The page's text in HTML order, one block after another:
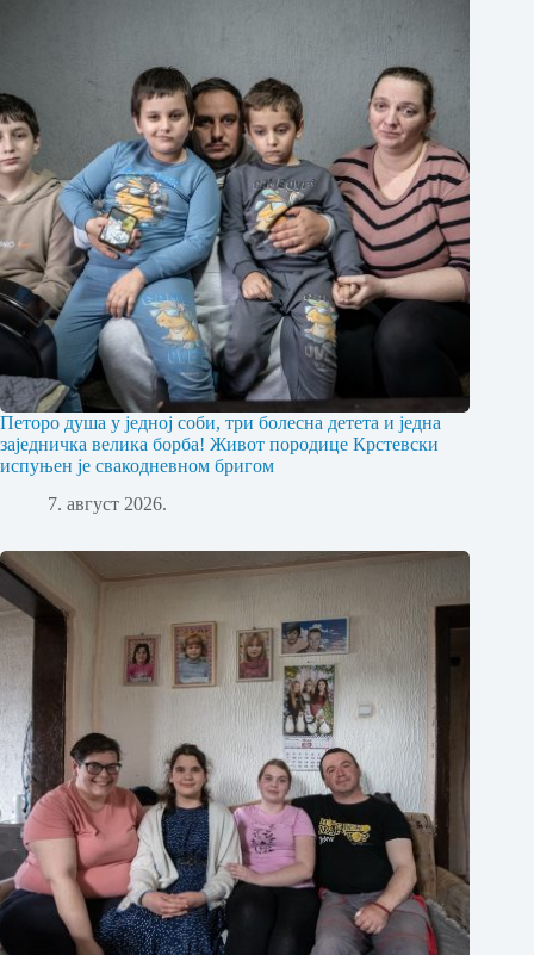
Петоро душа у једној соби, три болесна детета и једна
заједничка велика борба! Живот породице Крстевски
испуњен је свакодневном бригом
7. август 2026.